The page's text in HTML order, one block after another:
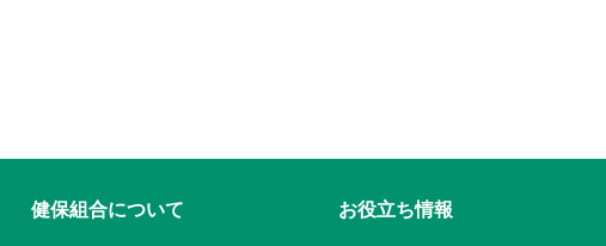
健保組合について お役立ち情報